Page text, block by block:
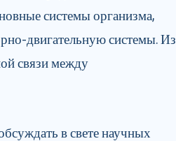
системы организма,
двигательную системы. Из
связи между
в свете научных